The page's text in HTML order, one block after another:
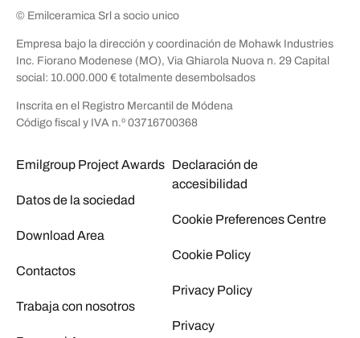
© Emilceramica Srl a socio unico
Empresa bajo la dirección y coordinación de Mohawk Industries
Inc. Fiorano Modenese (MO), Via Ghiarola Nuova n. 29 Capital
social: 10.000.000 € totalmente desembolsados
Inscrita en el Registro Mercantil de Módena
Código fiscal y IVA n.º 03716700368
Emilgroup Project Awards
Datos de la sociedad
Download Area
Contactos
Trabaja con nosotros
Declaración de
accesibilidad
Cookie Preferences Centre
Cookie Policy
Privacy Policy
Privacy